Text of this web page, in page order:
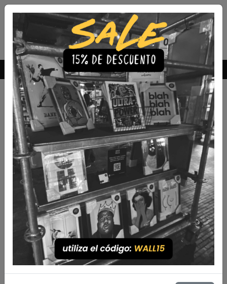
Envío Gratis a todo Chile comprando 3 o más productos